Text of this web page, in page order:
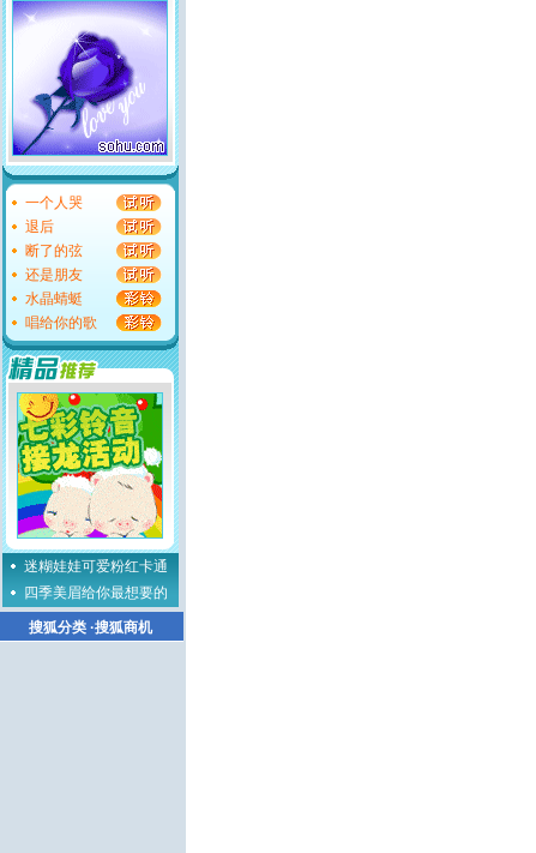
一个人哭
退后
断了的弦
还是朋友
水晶蜻蜓
唱给你的歌
迷糊娃娃可爱粉红卡通
四季美眉给你最想要的
搜狐分类·搜狐商机